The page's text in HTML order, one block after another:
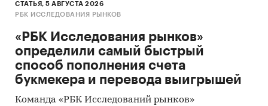
Строительство и недвижимость
Россия
СТАТЬЯ, 5 АВГУСТА 2026
РБК ИССЛЕДОВАНИЯ РЫНКОВ
«РБК Исследования рынков»
определили самый быстрый
способ пополнения счета
букмекера и перевода выигрышей
Команда «РБК Исследований рынков»